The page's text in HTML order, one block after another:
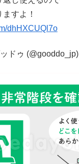
すよ！
dhHXCUQl7o
ドゥ (@gooddo_jp)